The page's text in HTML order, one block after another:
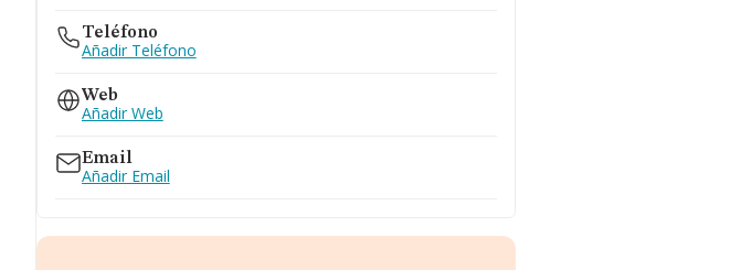
Teléfono
Añadir Teléfono
Web
Añadir Web
Email
Añadir Email